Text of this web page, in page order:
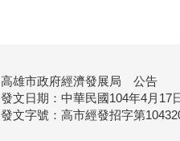
高雄市政府經濟發展局 公告
發文日期：中華民國104年4月17
發文字號：高市經發招字第